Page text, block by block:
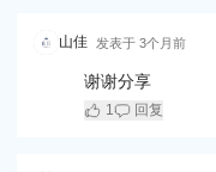
山佳 发表于 3个月前
谢谢分享
1 回复